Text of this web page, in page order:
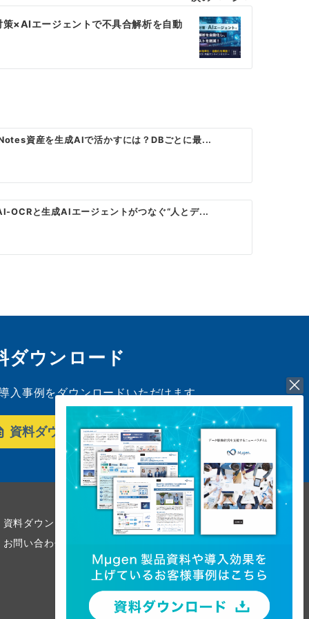
×AIエージェントで不具合解析を⾃動
資産を生成AIで活かすには？DBごとに最...
OCRと生成AIエージェントがつなぐ“人とデ...
ダウンロード
入事例をダウンロードいただけます。
資料ダウンロード
資料ダウンロード
お問い合わせ